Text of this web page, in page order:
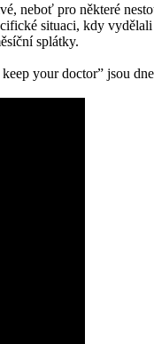
neboť pro některé
situaci, kdy
splátky.
your doctor” jsou